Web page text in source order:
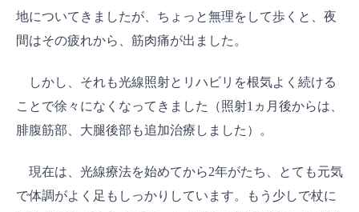
地についてきましたが、ちょっと無理をして歩くと、夜
間はその疲れから、筋肉痛が出ました。
しかし、それも光線照射とリハビリを根気よく続ける
ことで徐々になくなってきました（照射1ヵ月後からは、
腓腹筋部、大腿後部も追加治療しました）。
現在は、光線療法を始めてから2年がたち、とても元気
で体調がよく足もしっかりしています。もう少しで杖に